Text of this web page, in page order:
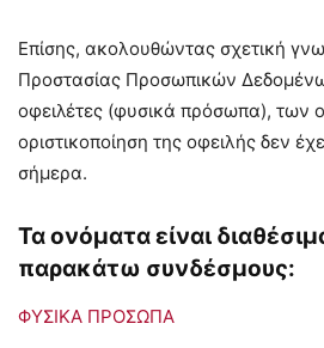
Επίσης, ακολουθώντας σχετική
Προστασίας Προσωπικών
οφειλέτες (φυσικά πρόσωπα), των
οριστικοποίηση της οφειλής δεν
σήμερα.
Τα ονόματα είναι
παρακάτω συνδέσμους:
ΦΥΣΙΚΑ ΠΡΟΣΩΠΑ